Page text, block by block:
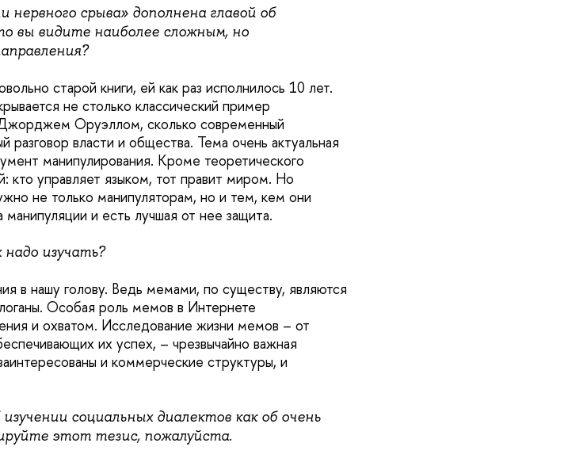
нервного срыва» дополнена главой об
вы видите наиболее сложным, но
старой книги, ей как раз исполнилось 10 лет.
не столько классический пример
Джорджем Оруэллом, сколько современный
разговор власти и общества. Тема очень актуальная
манипулирования. Кроме теоретического
кто управляет языком, тот правит миром. Но
не только манипуляторам, но и тем, кем они
и есть лучшая от нее защита.
изучать?
в нашу голову. Ведь мемами, по существу, являются
Особая роль мемов в Интернете
и охватом. Исследование жизни мемов – от
их успех, – чрезвычайно важная
и коммерческие структуры, и
социальных диалектов как об очень
этот тезис, пожалуйста.